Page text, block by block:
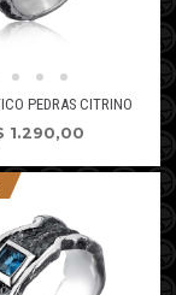
PEDRAS CITRINO
1.290,00